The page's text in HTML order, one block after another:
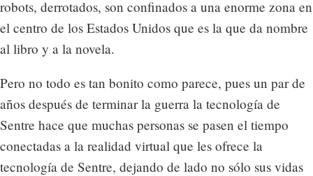
robots, derrotados, son confinados a una enorme zona en
el centro de los Estados Unidos que es la que da nombre
al libro y a la novela.
Pero no todo es tan bonito como parece, pues un par de
años después de terminar la guerra la tecnología de
Sentre hace que muchas personas se pasen el tiempo
conectadas a la realidad virtual que les ofrece la
tecnología de Sentre, dejando de lado no sólo sus vidas